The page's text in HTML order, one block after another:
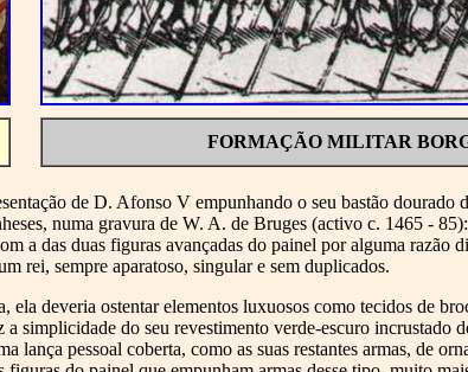
FORMAÇÃO MILITAR
de D. Afonso V empunhando o seu bastão dourado
numa gravura de W. A. de Bruges (activo c. 1465 -
a das duas figuras avançadas do painel por alguma razão
rei, sempre aparatoso, singular e sem duplicados.
ela deveria ostentar elementos luxuosos como tecidos de
simplicidade do seu revestimento verde-escuro incrustado
lança pessoal coberta, como as suas restantes armas, de